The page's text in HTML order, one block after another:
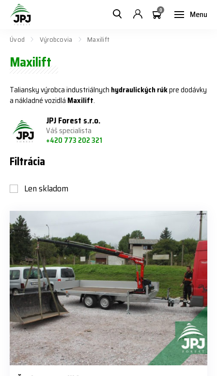
Menu
0
Úvod Výrobcovia Maxilift
Maxilift
Taliansky výrobca industriálnych hydraulických rúkpre dodávky
a nákladné vozidlá Maxilift.
JPJ Forest s.r.o.
Váš specialista
+420 773 202 321
Filtrácia
Len skladom